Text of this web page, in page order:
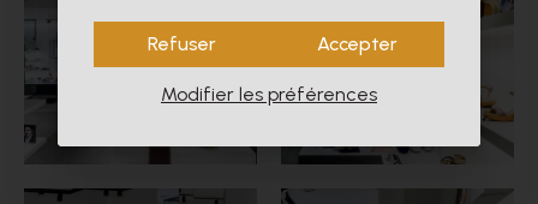
Refuser Accepter
Modifier les préférences